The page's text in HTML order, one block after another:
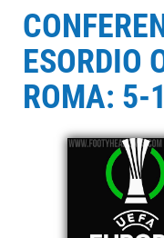
ESORDIO
ROMA: 5-